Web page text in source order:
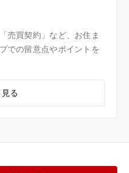
売買契約」など、お住ま
での留意点やポイントを
る